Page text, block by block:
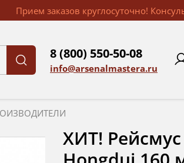
Прием заказов круглосуточно!
8 (800) 550-50-08
info@arsenalmastera.ru
ХИТ!